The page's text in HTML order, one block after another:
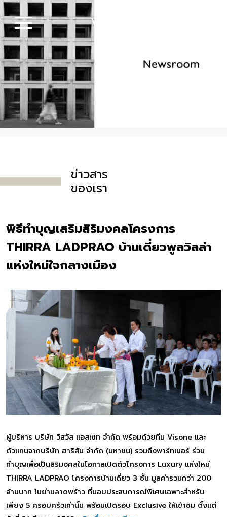
ของเรา
ข่าวสาร
พิธีทำบุญเสริมสิริมงคลโครงการ
THIRRA LADPRAO บ้านเดี่ยวพูลวิลล่า
แห่งใหม่ใจกลางเมือง
ผู้บริหาร บริษัท วิสวัส แอสเซท จำกัด พร้อมด้วยทีม Visone และ
ตัวแทนจากบริษัท ฮาริสัน จำกัด (มหาชน) รวมถึงพาร์ทเนอร์ ร่วม
ทำบุญเพื่อเป็นสิริมงคลในโอกาสเปิดตัวโครงการ Luxury แห่งใหม่
THIRRA LADPRAO โครงการบ้านเดี่ยว 3 ชั้น มูลค่ารวมกว่า 200
ล้านบาท ในย่านลาดพร้าว ที่มอบประสบการณ์พิเศษเฉพาะสำหรับ
เพียง 5 ครอบครัวเท่านั้น พร้อมเปิดรอบ Exclusive ให้เข้าชม ตั้งแต่